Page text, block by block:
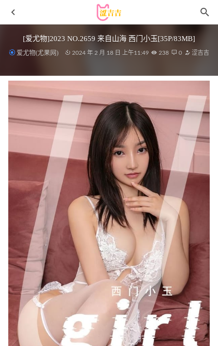
[爱尤物]2023 NO.2659 来自山海 西门小玉[35P/83MB]
爱尤物(尤果网) 2024 年 2 月 18 日 上午11:49 238 0 涩吉吉
焖焖碳 – NO.054 刻晴 [18P-160MB]
2026-07-01
KenKen けん研 – 059 [Fantia] 2024年01月[188P6V-1.92G]
2025-04-18
[Ugirls尤果网]爱尤物专辑 NO.2934 不经意的一触 萱宸[35P]
2025-09-25
[Xiuren秀人网]2023.12.26 NO.7869 安然anran[77+1P/606MB]
2024-05-09
Sira (시라) – [ArtGravia] Vol.348 [94P-236MB]
2023-03-16